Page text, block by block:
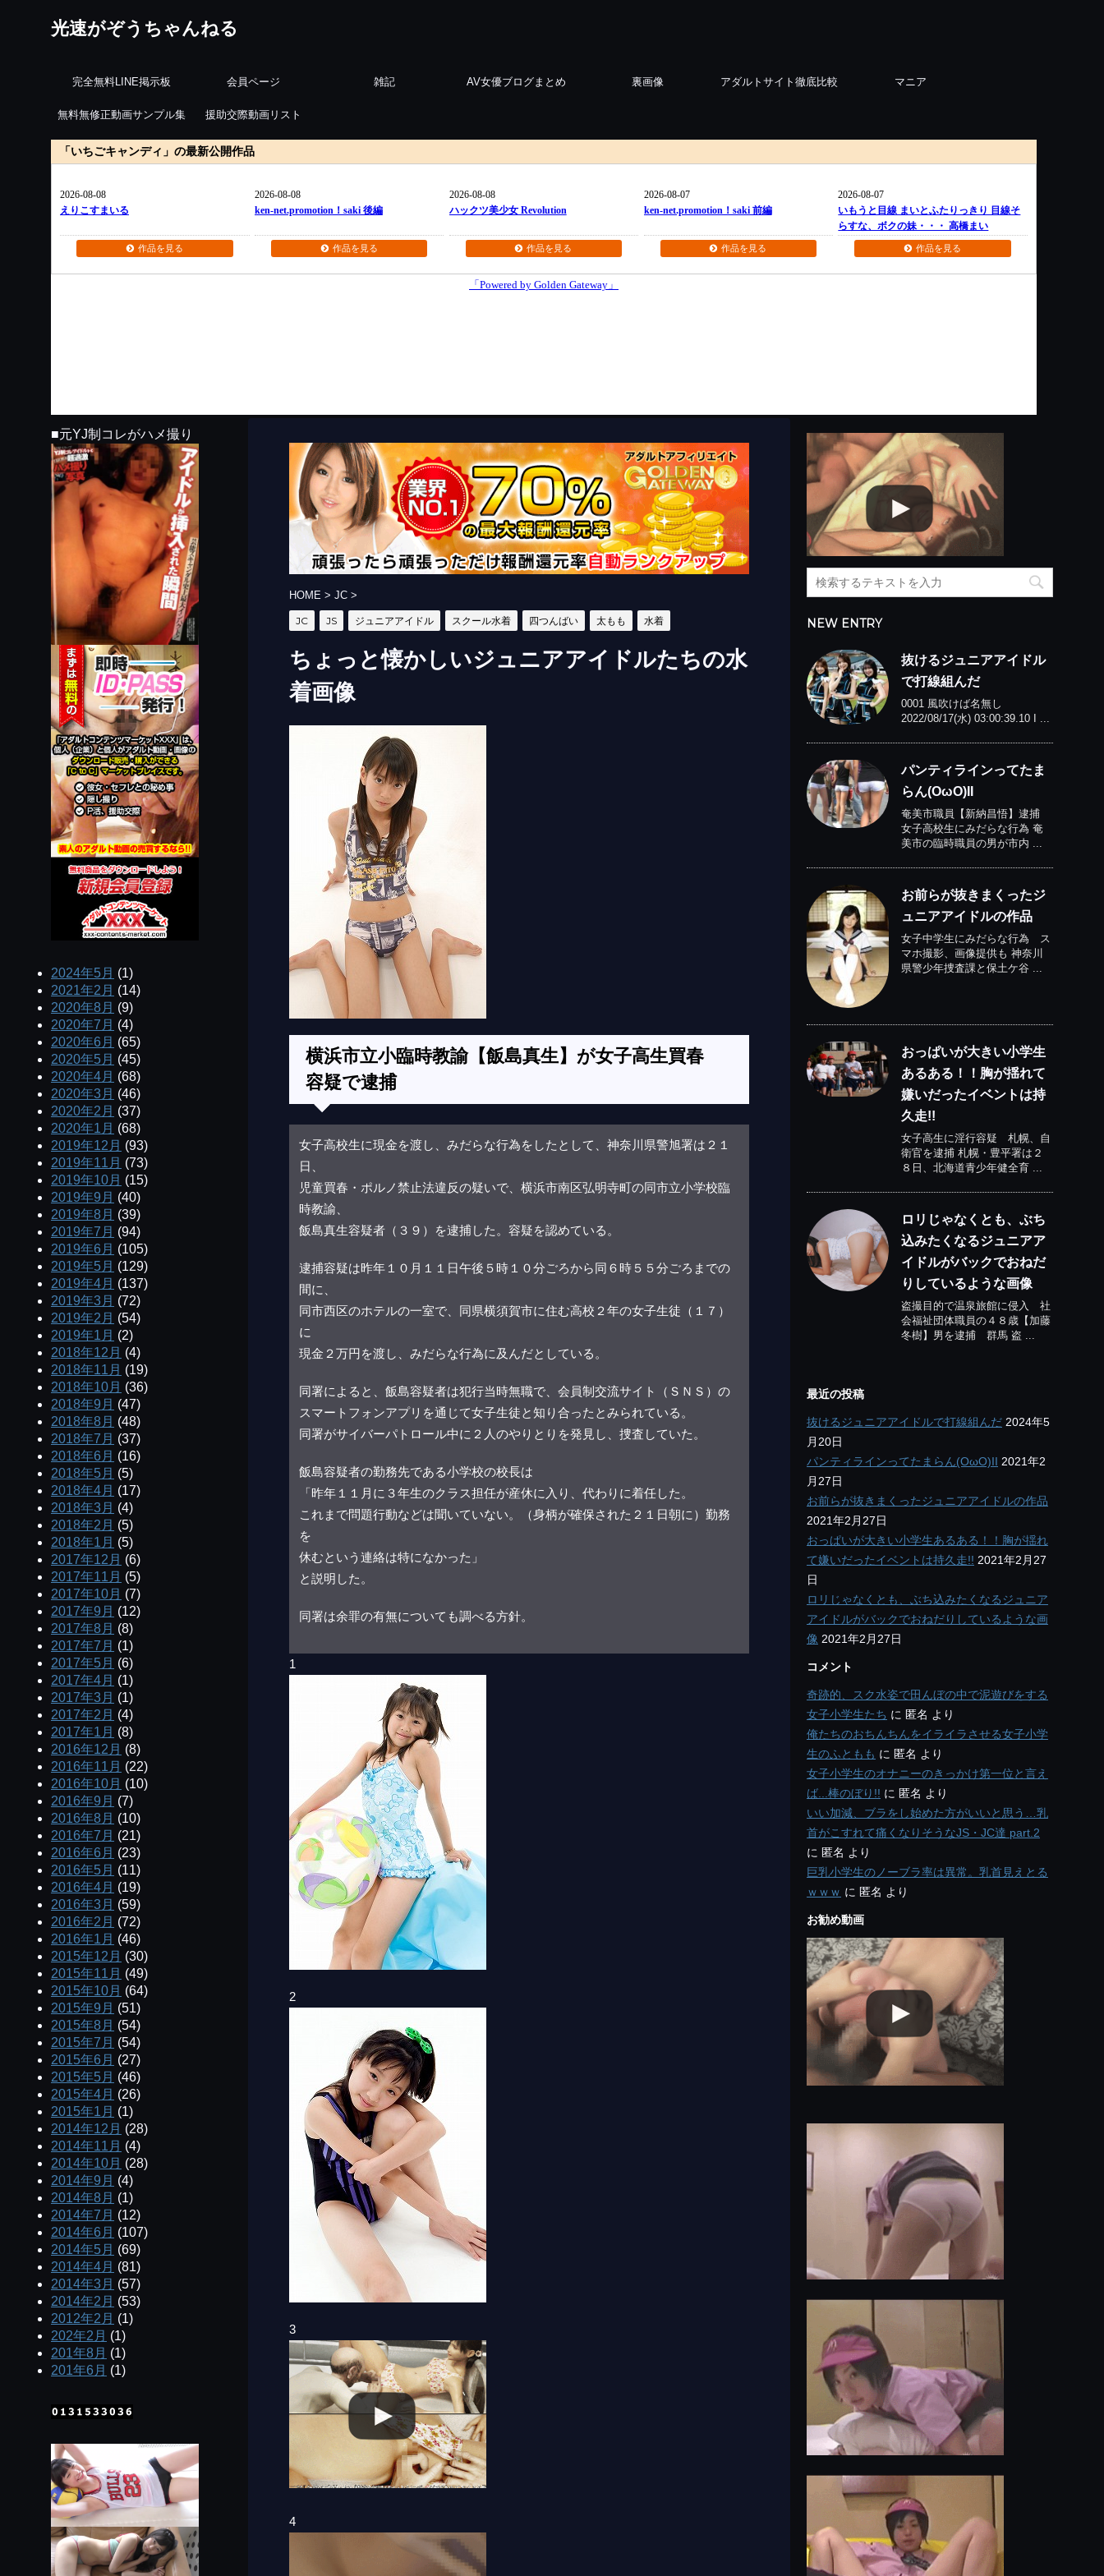
光速がぞうちゃんねる
完全無料LINE掲示板 会員ページ 雑記 AV女優ブログまとめ 裏画像 アダルトサイト徹底比較 マニア
無料無修正動画サンプル集 援助交際動画リスト
HOME > JC >
JC JS ジュニアアイドル スクール水着 四つんばい 太もも 水着
ちょっと懐かしいジュニアアイドルたちの水
着画像
横浜市立小臨時教諭【飯島真生】が女子高生買春
容疑で逮捕
女子高校生に現金を渡し、みだらな行為をしたとして、神奈川県警旭署は２１
日、
児童買春・ポルノ禁止法違反の疑いで、横浜市南区弘明寺町の同市立小学校臨
時教諭、
飯島真生容疑者（３９）を逮捕した。容疑を認めている。
逮捕容疑は昨年１０月１１日午後５時１０分ごろから同６時５５分ごろまでの
間に、
同市西区のホテルの一室で、同県横須賀市に住む高校２年の女子生徒（１７）
に
現金２万円を渡し、みだらな行為に及んだとしている。
同署によると、飯島容疑者は犯行当時無職で、会員制交流サイト（ＳＮＳ）の
スマートフォンアプリを通じて女子生徒と知り合ったとみられている。
同署がサイバーパトロール中に２人のやりとりを発見し、捜査していた。
飯島容疑者の勤務先である小学校の校長は
「昨年１１月に３年生のクラス担任が産休に入り、代わりに着任した。
これまで問題行動などは聞いていない。（身柄が確保された２１日朝に）勤務
を
休むという連絡は特になかった」
と説明した。
同署は余罪の有無についても調べる方針。
1
2
3
4
NEW ENTRY
抜けるジュニアアイドル
で打線組んだ
0001 風吹けば名無し
2022/08/17(水) 03:00:39.10 I ...
パンティラインってたま
らん(OωO)II
奄美市職員【新納昌悟】逮捕
女子高校生にみだらな行為 奄
美市の臨時職員の男が市内 ...
お前らが抜きまくったジ
ュニアアイドルの作品
女子中学生にみだらな行為 ス
マホ撮影、画像提供も 神奈川
県警少年捜査課と保土ケ谷 ...
おっぱいが大きい小学生
あるある！！胸が揺れて
嫌いだったイベントは持
久走!!
女子高生に淫行容疑 札幌、自
衛官を逮捕 札幌・豊平署は２
８日、北海道青少年健全育 ...
ロリじゃなくとも、ぶち
込みたくなるジュニアア
イドルがバックでおねだ
りしているような画像
盗撮目的で温泉旅館に侵入 社
会福祉団体職員の４８歳【加藤
冬樹】男を逮捕 群馬 盗 ...
最近の投稿
抜けるジュニアアイドルで打線組んだ 2024年5
月20日
パンティラインってたまらん(OωO)II 2021年2
月27日
お前らが抜きまくったジュニアアイドルの作品
2021年2月27日
おっぱいが大きい小学生あるある！！胸が揺れ
て嫌いだったイベントは持久走!! 2021年2月27
日
ロリじゃなくとも、ぶち込みたくなるジュニア
アイドルがバックでおねだりしているような画
像 2021年2月27日
コメント
奇跡的、スク水姿で田んぼの中で泥遊びをする
女子小学生たち に 匿名 より
俺たちのおちんちんをイライラさせる女子小学
生のふともも に 匿名 より
女子小学生のオナニーのきっかけ第一位と言え
ば...棒のぼり!! に 匿名 より
いい加減、ブラをし始めた方がいいと思う…乳
首がこすれて痛くなりそうなJS・JC達 part.2
に 匿名 より
巨乳小学生のノーブラ率は異常。乳首見えとる
ｗｗｗ に 匿名 より
お勧め動画
■元YJ制コレがハメ撮り
2024年5月 (1)
2021年2月 (14)
2020年8月 (9)
2020年7月 (4)
2020年6月 (65)
2020年5月 (45)
2020年4月 (68)
2020年3月 (46)
2020年2月 (37)
2020年1月 (68)
2019年12月 (93)
2019年11月 (73)
2019年10月 (15)
2019年9月 (40)
2019年8月 (39)
2019年7月 (94)
2019年6月 (105)
2019年5月 (129)
2019年4月 (137)
2019年3月 (72)
2019年2月 (54)
2019年1月 (2)
2018年12月 (4)
2018年11月 (19)
2018年10月 (36)
2018年9月 (47)
2018年8月 (48)
2018年7月 (37)
2018年6月 (16)
2018年5月 (5)
2018年4月 (17)
2018年3月 (4)
2018年2月 (5)
2018年1月 (5)
2017年12月 (6)
2017年11月 (5)
2017年10月 (7)
2017年9月 (12)
2017年8月 (8)
2017年7月 (1)
2017年5月 (6)
2017年4月 (1)
2017年3月 (1)
2017年2月 (4)
2017年1月 (8)
2016年12月 (8)
2016年11月 (22)
2016年10月 (10)
2016年9月 (7)
2016年8月 (10)
2016年7月 (21)
2016年6月 (23)
2016年5月 (11)
2016年4月 (19)
2016年3月 (59)
2016年2月 (72)
2016年1月 (46)
2015年12月 (30)
2015年11月 (49)
2015年10月 (64)
2015年9月 (51)
2015年8月 (54)
2015年7月 (54)
2015年6月 (27)
2015年5月 (46)
2015年4月 (26)
2015年1月 (1)
2014年12月 (28)
2014年11月 (4)
2014年10月 (28)
2014年9月 (4)
2014年8月 (1)
2014年7月 (12)
2014年6月 (107)
2014年5月 (69)
2014年4月 (81)
2014年3月 (57)
2014年2月 (53)
2012年2月 (1)
202年2月 (1)
201年8月 (1)
201年6月 (1)